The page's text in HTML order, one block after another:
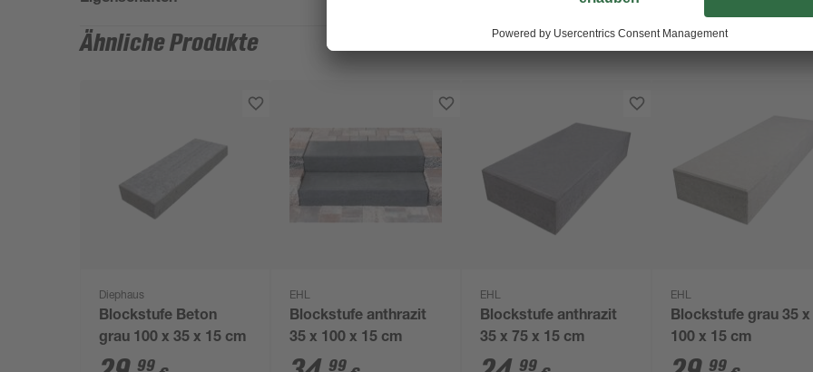
Ähnliche Produkte
Diephaus
Blockstufe Beton
grau 100 x 35 x 15 cm
99
EHL
Blockstufe anthrazit
35 x 100 x 15 cm
99
EHL
Blockstufe anthrazit
35 x 75 x 15 cm
99
EHL
Blockstufe grau 35 x
100 x 15 cm
99